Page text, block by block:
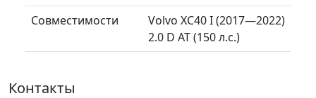
Совместимости
Volvo XC40 I (2017—2022)
2.0 D AT (150 л.с.)
Контакты